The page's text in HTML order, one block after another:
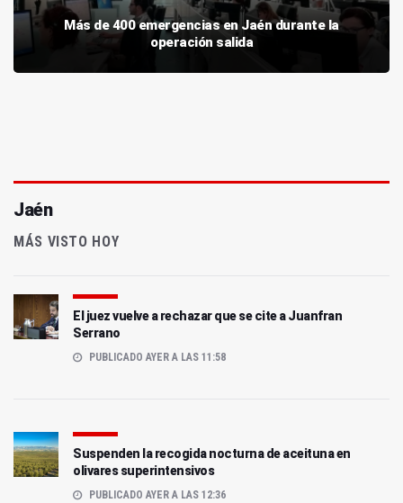
Más de 400 emergencias en Jaén durante la
operación salida
Jaén
MÁS VISTO HOY
El juez vuelve a rechazar que se cite a Juanfran
Serrano
PUBLICADO AYER A LAS 11:58
Suspenden la recogida nocturna de aceituna en
olivares superintensivos
PUBLICADO AYER A LAS 12:36